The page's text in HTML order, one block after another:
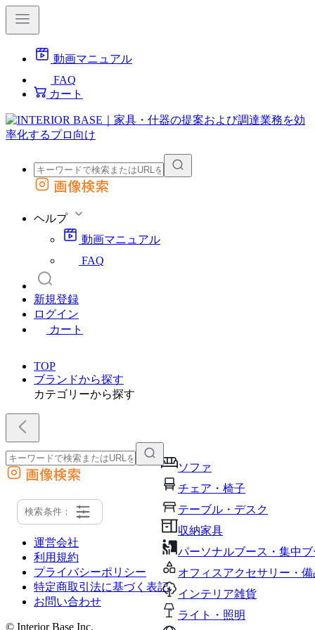
動画マニュアル
FAQ
カート
外部サイトの商品をカートに追加
画像検索
ヘルプ
動画マニュアル
FAQ
新規登録
ログイン
カート
TOP
ブランドから探す
カテゴリーから探す
ソファ
チェア・椅子
テーブル・デスク
収納家具
パーソナルブース・集中
オフィスアクセサリー・備
インテリア雑貨
ライト・照明
外部サイトの商品をカートに追加
他のサイトで見つけた商品ページのURLを貼り付けて、カートに追加できます
画像検索
検索条件：
運営会社
利用規約
プライバシーポリシー
特定商取引法に基づく表記
お問い合わせ
© Interior Base Inc.